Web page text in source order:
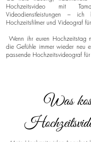
Hochzeitsvideo mit
Videodienstleistungen – ich
Hochzeitsfilmer und Videograf
Wenn ihr euren Hochzeitstag
die Gefühle immer wieder neu
passende Hochzeitsvideograf
Was